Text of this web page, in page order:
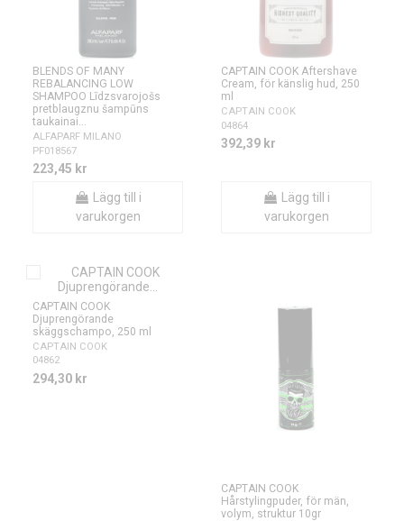
BLENDS OF MANY
REBALANCING LOW
SHAMPOO Līdzsvarojošs
pretblaugznu šampūns
taukainai...
ALFAPARF MILANO
PF018567
223,45 kr
Lägg till i
varukorgen
CAPTAIN COOK Aftershave
Cream, för känslig hud, 250
ml
CAPTAIN COOK
04864
392,39 kr
Lägg till i
varukorgen
CAPTAIN COOK
Djuprengörande
skäggschampo, 250 ml
CAPTAIN COOK
04862
294,30 kr
CAPTAIN COOK
Hårstylingpuder, för män,
volym, struktur 10gr